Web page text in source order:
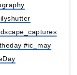
#ic_may